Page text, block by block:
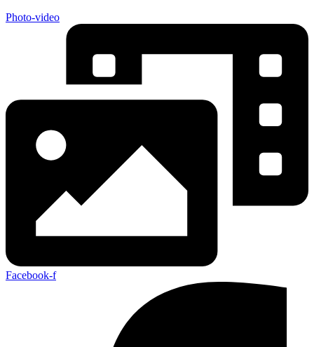
Photo-video
Facebook-f